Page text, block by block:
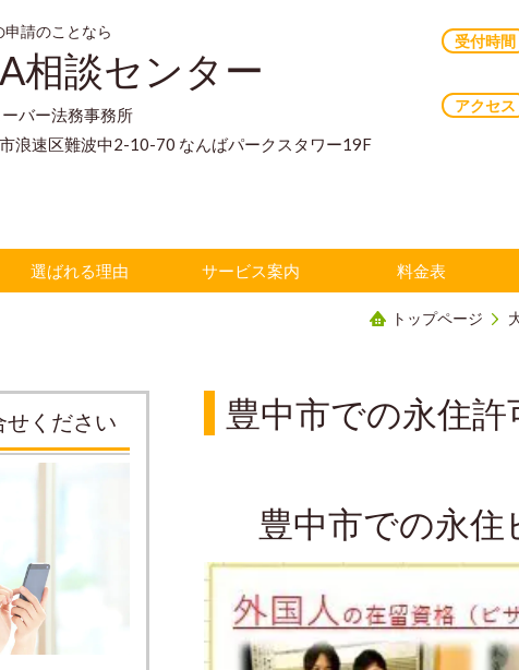
請のことなら
相談センター
バー法務事務所
浪速区難波中2-10-70 なんばパークスタワー19F
受付時間
アクセス
選ばれる理由 サービス案内 料金表
トップページ
豊中市での永住許
豊中市での永住
せください